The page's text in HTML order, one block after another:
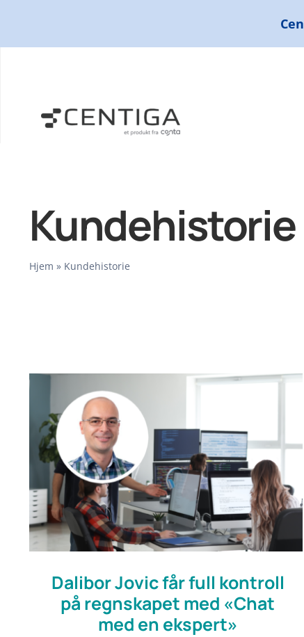
Kundehistorie
Hjem » Kundehistorie
Dalibor Jovic får full kontroll
på regnskapet med «Chat
med en ekspert»